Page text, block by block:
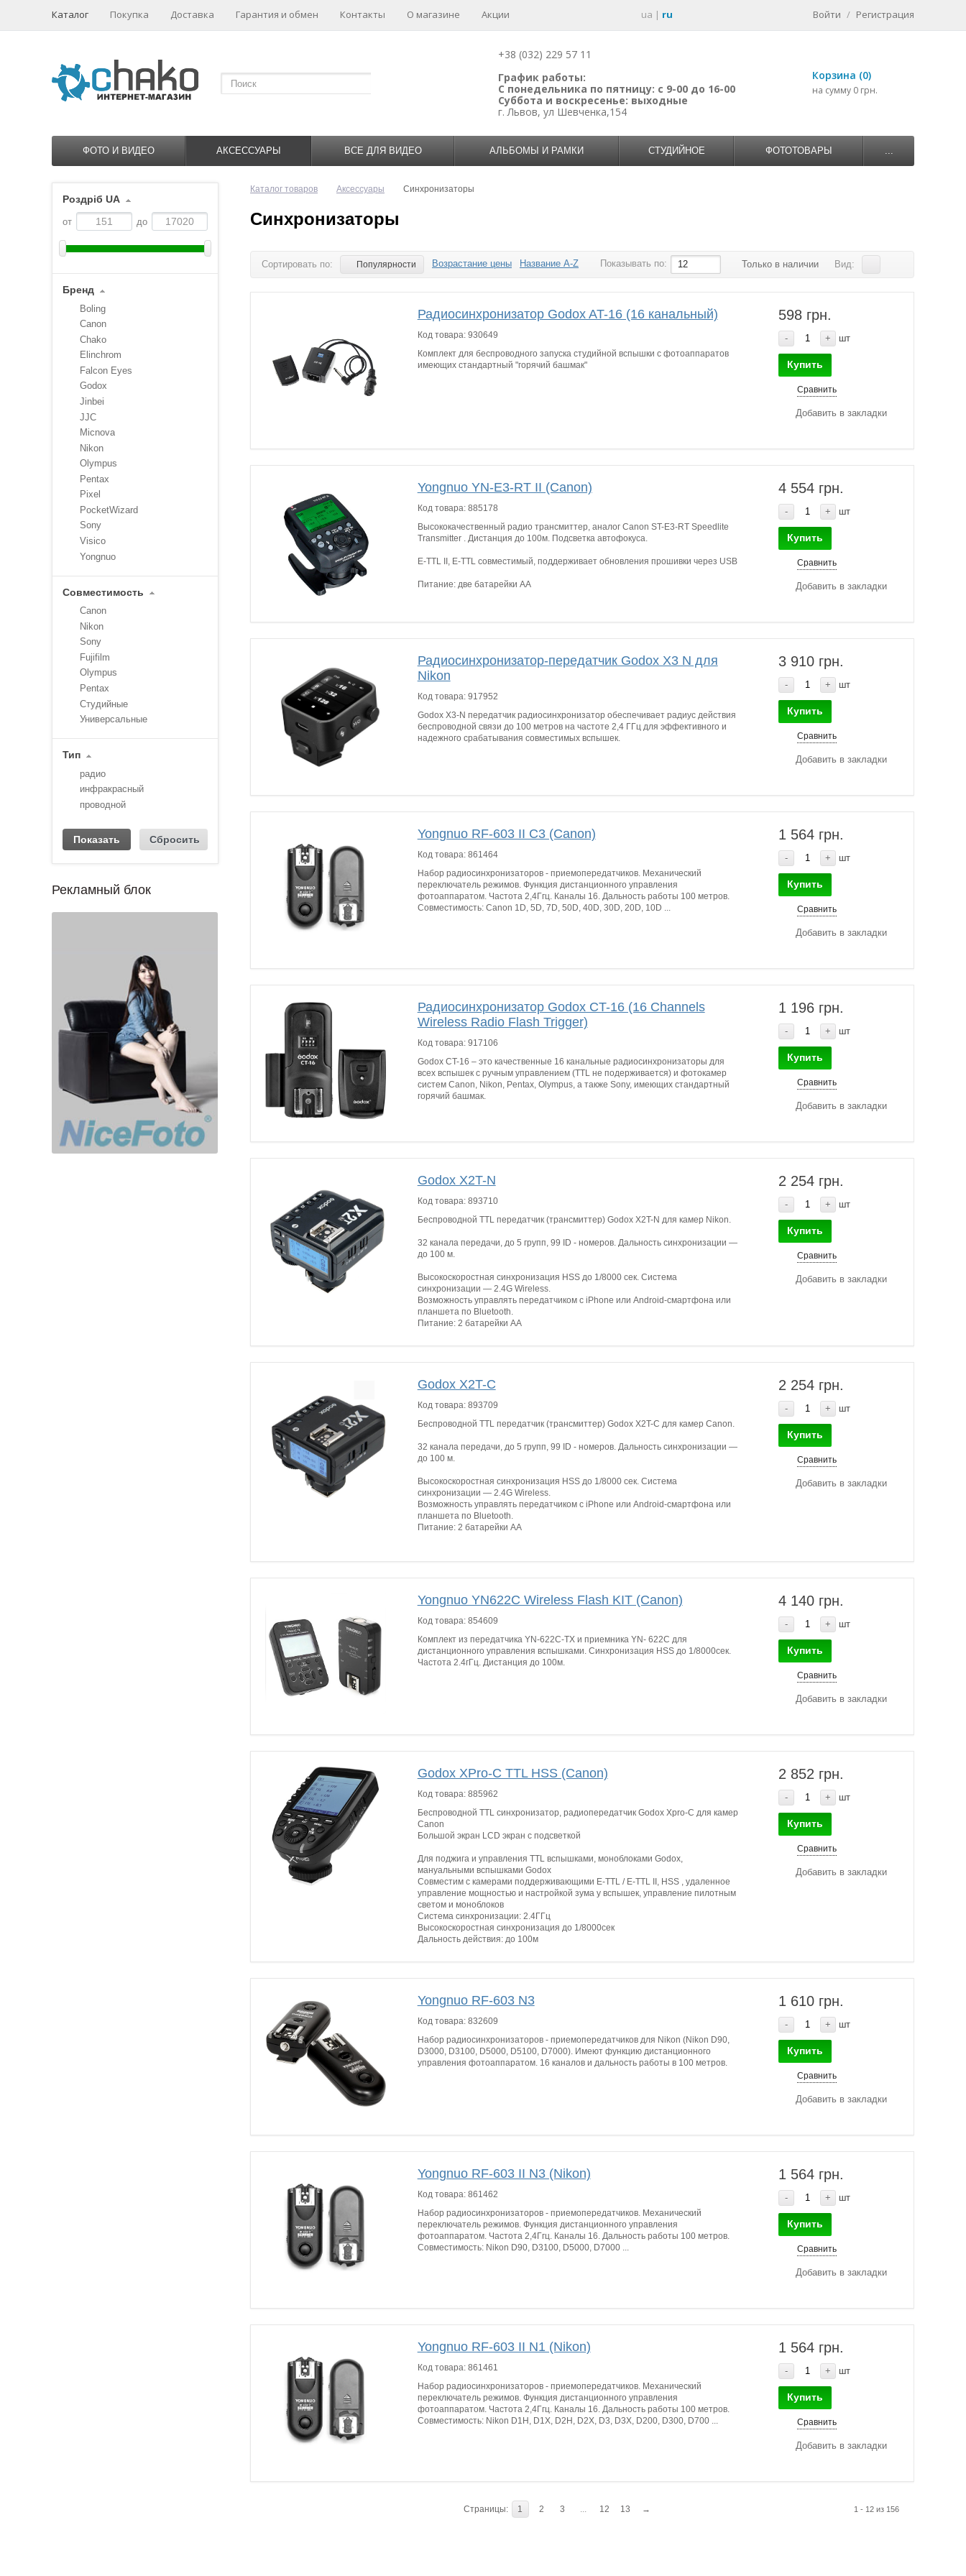
Каталог Покупка Доставка Гарантия и обмен Контакты О магазине Акции ua | ru Войти / Регистрация
+38 (032) 229 57 11
График работы:
С понедельника по пятницу: с 9-00 до 16-00
Суббота и воскресенье: выходные
г. Львов, ул Шевченка,154
Корзина (0)
на сумму 0 грн.
ФОТО И ВИДЕО АКСЕССУАРЫ ВСЕ ДЛЯ ВИДЕО АЛЬБОМЫ И РАМКИ СТУДИЙНОЕ ФОТОТОВАРЫ ...
Роздріб UA
от до
Бренд
Boling
Canon
Chako
Elinchrom
Falcon Eyes
Godox
Jinbei
JJC
Micnova
Nikon
Olympus
Pentax
Pixel
PocketWizard
Sony
Visico
Yongnuo
Совместимость
Canon
Nikon
Sony
Fujifilm
Olympus
Pentax
Студийные
Универсальные
Тип
радио
инфракрасный
проводной
1 2 3 4
Рекламный блок
Каталог товаров Аксессуары Синхронизаторы
Синхронизаторы
Сортировать по: Популярности Возрастание цены Название A-Z Показывать по: 12 Только в наличии Вид:
Радиосинхронизатор Godox AT-16 (16 канальный)
Код товара: 930649
Комплект для беспроводного запуска студийной вспышки с фотоаппаратов
имеющих стандартный "горячий башмак"
598 грн.
- + шт
Купить
Сравнить
Добавить в закладки
Yongnuo YN-E3-RT II (Canon)
Код товара: 885178
Высококачественный радио трансмиттер, аналог Canon ST-E3-RT Speedlite
Transmitter . Дистанция до 100м. Подсветка автофокуса.
E-TTL II, E-TTL совместимый, поддерживает обновления прошивки через USB
Питание: две батарейки АА
4 554 грн.
- + шт
Купить
Сравнить
Добавить в закладки
Радиосинхронизатор-передатчик Godox X3 N для
Nikon
Код товара: 917952
Godox X3-N передатчик радиосинхронизатор обеспечивает радиус действия
беспроводной связи до 100 метров на частоте 2,4 ГГц для эффективного и
надежного срабатывания совместимых вспышек.
3 910 грн.
- + шт
Купить
Сравнить
Добавить в закладки
Yongnuo RF-603 II C3 (Canon)
Код товара: 861464
Набор радиосинхронизаторов - приемопередатчиков. Механический
переключатель режимов. Функция дистанционного управления
фотоаппаратом. Частота 2,4Ггц. Каналы 16. Дальность работы 100 метров.
Совместимость: Canon 1D, 5D, 7D, 50D, 40D, 30D, 20D, 10D ...
1 564 грн.
- + шт
Купить
Сравнить
Добавить в закладки
Радиосинхронизатор Godox CT-16 (16 Channels
Wireless Radio Flash Trigger)
Код товара: 917106
Godox CT-16 – это качественные 16 канальные радиосинхронизаторы для
всех вспышек с ручным управлением (TTL не подерживается) и фотокамер
систем Canon, Nikon, Pentax, Olympus, а также Sony, имеющих стандартный
горячий башмак.
1 196 грн.
- + шт
Купить
Сравнить
Добавить в закладки
Godox X2T-N
Код товара: 893710
Беспроводной TTL передатчик (трансмиттер) Godox X2T-N для камер Nikon.
32 канала передачи, до 5 групп, 99 ID - номеров. Дальность синхронизации —
до 100 м.
Высокоскоростная синхронизация HSS до 1/8000 сек. Система
синхронизации — 2.4G Wireless.
Возможность управлять передатчиком с iPhone или Android-смартфона или
планшета по ​​​Bluetooth.
Питание: 2 батарейки AA
2 254 грн.
- + шт
Купить
Сравнить
Добавить в закладки
Godox X2T-C
Код товара: 893709
Беспроводной TTL передатчик (трансмиттер) Godox X2T-C для камер Canon.
32 канала передачи, до 5 групп, 99 ID - номеров. Дальность синхронизации —
до 100 м.
Высокоскоростная синхронизация HSS до 1/8000 сек. Система
синхронизации — 2.4G Wireless.
Возможность управлять передатчиком с iPhone или Android-смартфона или
планшета по ​​​Bluetooth.
Питание: 2 батарейки AA
2 254 грн.
- + шт
Купить
Сравнить
Добавить в закладки
Yongnuo YN622C Wireless Flash KIT (Canon)
Код товара: 854609
Комплект из передатчика YN-622C-TX и приемника YN- 622C для
дистанционного управления вспышками. Синхронизация HSS до 1/8000сек.
Частота 2.4гГц. Дистанция до 100м.
4 140 грн.
- + шт
Купить
Сравнить
Добавить в закладки
Godox XPro-C TTL HSS (Canon)
Код товара: 885962
Беспроводной TTL синхронизатор, радиопередатчик Godox Xpro-C для камер
Canon
Большой экран LCD экран с подсветкой
Для поджига и управления TTL вспышками, моноблоками Godox,
мануальными вспышками Godox
Совместим с камерами поддерживающими E-TTL / E-TTL II, HSS , удаленное
управление мощностью и настройкой зума у вспышек, управление пилотным
светом и моноблоков
Система синхронизации: 2.4ГГц
Высокоскоростная синхронизация до 1/8000сек
Дальность действия: до 100м
2 852 грн.
- + шт
Купить
Сравнить
Добавить в закладки
Yongnuo RF-603 N3
Код товара: 832609
Набор радиосинхронизаторов - приемопередатчиков для Nikon (Nikon D90,
D3000, D3100, D5000, D5100, D7000). Имеют функцию дистанционного
управления фотоаппаратом. 16 каналов и дальность работы в 100 метров.
1 610 грн.
- + шт
Купить
Сравнить
Добавить в закладки
Yongnuo RF-603 II N3 (Nikon)
Код товара: 861462
Набор радиосинхронизаторов - приемопередатчиков. Механический
переключатель режимов. Функция дистанционного управления
фотоаппаратом. Частота 2,4Ггц. Каналы 16. Дальность работы 100 метров.
Совместимость: Nikon D90, D3100, D5000, D7000 ...
1 564 грн.
- + шт
Купить
Сравнить
Добавить в закладки
Yongnuo RF-603 II N1 (Nikon)
Код товара: 861461
Набор радиосинхронизаторов - приемопередатчиков. Механический
переключатель режимов. Функция дистанционного управления
фотоаппаратом. Частота 2,4Ггц. Каналы 16. Дальность работы 100 метров.
Совместимость: Nikon D1H, D1X, D2H, D2X, D3, D3X, D200, D300, D700 ...
1 564 грн.
- + шт
Купить
Сравнить
Добавить в закладки
1 - 12 из 156
Страницы: 1 2 3 ... 12 13 →